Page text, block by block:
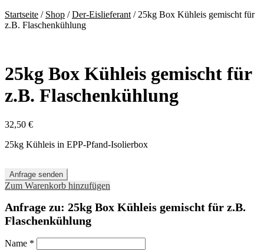
Startseite / Shop /Der-Eislieferant / 25kg Box Kühleis gemischt für
z.B. Flaschenkühlung
25kg Box Kühleis gemischt für
z.B. Flaschenkühlung
32,50 €
25kg Kühleis in EPP-Pfand-Isolierbox
Anfrage senden
Zum Warenkorb hinzufügen
Anfrage zu: 25kg Box Kühleis gemischt für z.B.
Flaschenkühlung
Name *